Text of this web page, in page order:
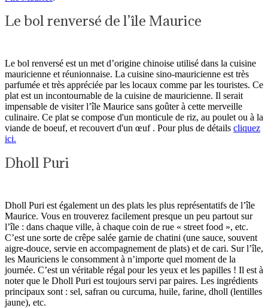
Le bol renversé de l’île Maurice
Le bol renversé est un met d’origine chinoise utilisé dans la cuisine
mauricienne et réunionnaise. La cuisine sino-mauricienne est très
parfumée et très appréciée par les locaux comme par les touristes. Ce
plat est un incontournable de la cuisine de mauricienne. Il serait
impensable de visiter l’île Maurice sans goûter à cette merveille
culinaire. Ce plat se compose d'un monticule de riz, au poulet ou à la
viande de boeuf, et recouvert d'un œuf . Pour plus de détails cliquez
ici.
Dholl Puri
Dholl Puri est également un des plats les plus représentatifs de l’île
Maurice. Vous en trouverez facilement presque un peu partout sur
l’île : dans chaque ville, à chaque coin de rue « street food », etc.
C’est une sorte de crêpe salée garnie de chatini (une sauce, souvent
aigre-douce, servie en accompagnement de plats) et de cari. Sur l’île,
les Mauriciens le consomment à n’importe quel moment de la
journée. C’est un véritable régal pour les yeux et les papilles ! Il est à
noter que le Dholl Puri est toujours servi par paires. Les ingrédients
principaux sont : sel, safran ou curcuma, huile, farine, dholl (lentilles
jaune), etc.